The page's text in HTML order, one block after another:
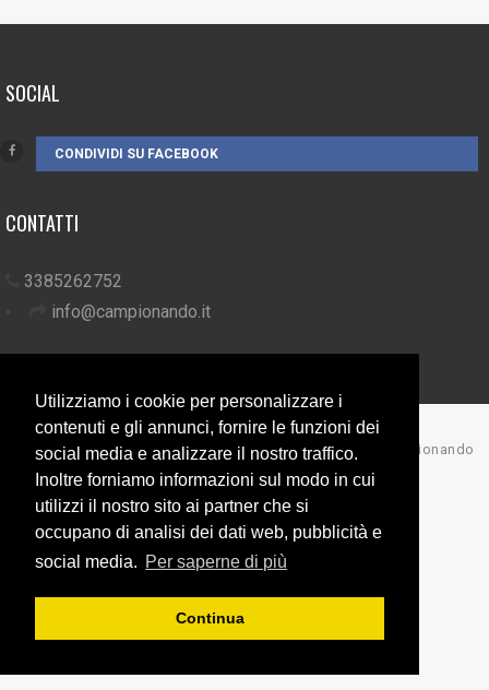
Utilizziamo i cookie per personalizzare i
contenuti e gli annunci, fornire le funzioni dei
social media e analizzare il nostro traffico.
Inoltre forniamo informazioni sul modo in cui
utilizzi il nostro sito ai partner che si
occupano di analisi dei dati web, pubblicità e
social media. Per saperne di più
Continua
SOCIAL
CONDIVIDI SU FACEBOOK
CONTATTI
3385262752
info@campionando.it
© Copyright 2017 Campionando
Back to top